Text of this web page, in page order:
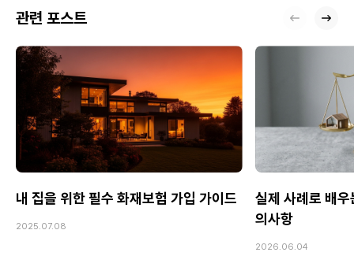
관련 포스트
내 집을 위한 필수 화재보험 가입 가이드
2025.07.08
실제 사례로 배
의사항
2026.06.04